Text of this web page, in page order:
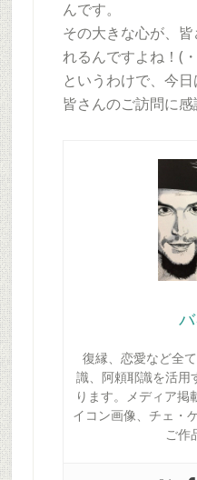
んです。
その大きな心が、
れるんですよね！(
というわけで、今日
皆さんのご訪問に感
バ
復縁、恋愛など全
識、阿頼耶識を活用
ります。メディア掲
イコン画像、チェ・
ご作